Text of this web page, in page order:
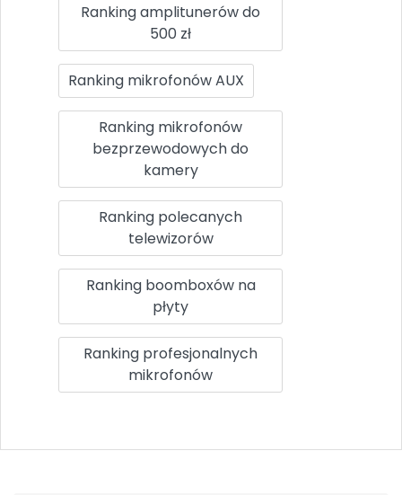
Ranking amplitunerów do
500 zł
Ranking mikrofonów AUX
Ranking mikrofonów
bezprzewodowych do
kamery
Ranking polecanych
telewizorów
Ranking boomboxów na
płyty
Ranking profesjonalnych
mikrofonów